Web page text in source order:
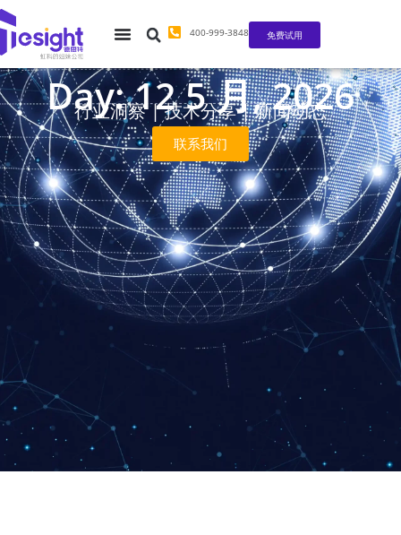
400-999-3848 免费试用
Day: 12 5 月, 2026
行业洞察 | 技术分享 | 新闻动态
联系我们